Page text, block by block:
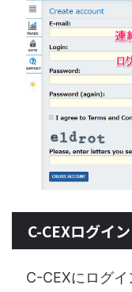
C-CEXログイ
C-CEXにログイ